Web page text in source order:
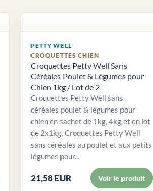
PETTY WELL
CROQUETTES CHIEN
Croquettes Petty Well Sans
Céréales Poulet & Légumes pour
Chien 1kg / Lot de 2
Croquettes Petty Well sans
céréales poulet & légumes pour
chien en sachet de 1kg, 4kg et en lot
de 2x1kg. Croquettes Petty Well
sans céréales au poulet et aux petits
légumes pour...
21,58 EUR Voir le produit